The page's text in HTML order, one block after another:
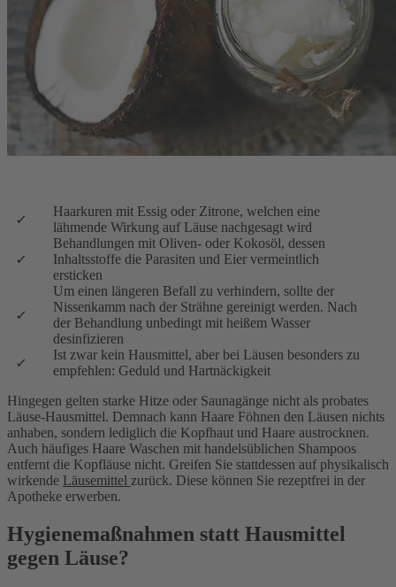
Haarkuren mit Essig oder Zitrone, welchen eine
lähmende Wirkung auf Läuse nachgesagt wird
Behandlungen mit Oliven- oder Kokosöl, dessen
Inhaltsstoffe die Parasiten und Eier vermeintlich
ersticken
Um einen längeren Befall zu verhindern, sollte der
Nissenkamm nach der Strähne gereinigt werden. Nach
der Behandlung unbedingt mit heißem Wasser
desinfizieren
Ist zwar kein Hausmittel, aber bei Läusen besonders zu
empfehlen: Geduld und Hartnäckigkeit
Hingegen gelten starke Hitze oder Saunagänge nicht als probates
Läuse-Hausmittel. Demnach kann Haare Föhnen den Läusen nichts
anhaben, sondern lediglich die Kopfhaut und Haare austrocknen.
Auch häufiges Haare Waschen mit handelsüblichen Shampoos
entfernt die Kopfläuse nicht. Greifen Sie stattdessen auf physikalisch
wirkende Läusemittel zurück. Diese können Sie rezeptfrei in der
Apotheke erwerben.
Hygienemaßnahmen statt Hausmittel
gegen Läuse?